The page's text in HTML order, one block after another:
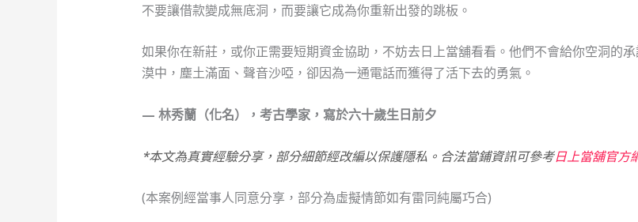
不要讓借款變成無底洞，而要讓它成為你重新出發的跳板。
如果你在新莊，或你正需要短期資金協助，不妨去日上當舖看看。他們不會給你空洞的
漠中，塵土滿面、聲音沙啞，卻因為一通電話而獲得了活下去的勇氣。
— 林秀蘭（化名），考古學家，寫於六十歲生日前夕
*本文為真實經驗分享，部分細節經改編以保護隱私。合法當鋪資訊可參考日上當舖官方
(本案例經當事人同意分享，部分為虛擬情節如有雷同純屬巧合)